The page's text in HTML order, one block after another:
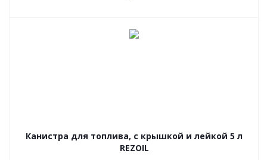
Канистра для топлива, с крышкой и лейкой 5 л
REZOIL